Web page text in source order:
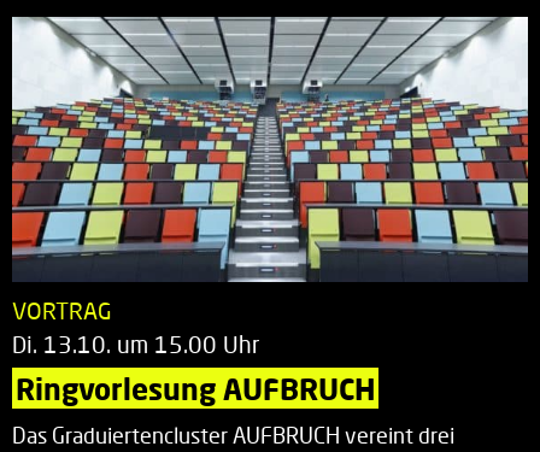
VORTRAG
Di. 13.10. um 15.00 Uhr
Ringvorlesung AUFBRUCH
Das Graduiertencluster AUFBRUCH vereint drei